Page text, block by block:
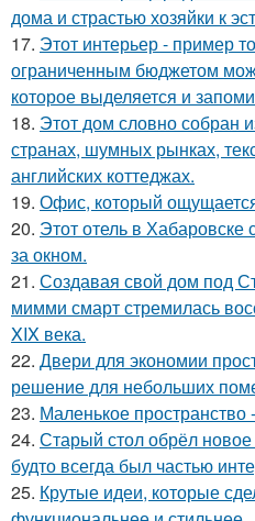
дома и страстью хозяйки к
17. Этот интерьер - пример
ограниченным бюджетом
которое выделяется и
18. Этот дом словно собран
странах, шумных рынках,
английских коттеджах.
19. Офис, который
20. Этот отель в
за окном.
21. Создавая свой дом под
мимми смарт стремилась
XIX века.
22. Двери для экономии
решение для небольших
23. Маленькое пространство
24. Старый стол обрёл новое
будто всегда был частью
25. Крутые идеи, которые